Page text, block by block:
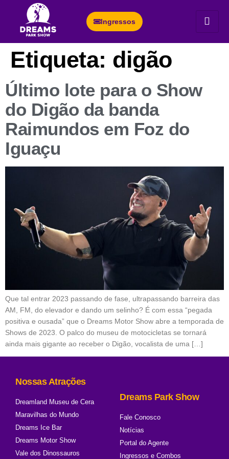
Ingressos
Etiqueta: digão
Último lote para o Show
do Digão da banda
Raimundos em Foz do
Iguaçu
Que tal entrar 2023 passando de fase, ultrapassando barreira das
AM, FM, do elevador e dando um selinho? É com essa “pegada
positiva e ousada” que o Dreams Motor Show abre a temporada de
Shows de 2023. O palco do museu de motocicletas se tornará
ainda mais gigante ao receber o Digão, vocalista de uma […]
Nossas Atrações
Dreamland Museu de Cera
Maravilhas do Mundo
Dreams Ice Bar
Dreams Motor Show
Vale dos Dinossauros
Dreams Park Show
Fale Conosco
Notícias
Portal do Agente
Ingressos e Combos